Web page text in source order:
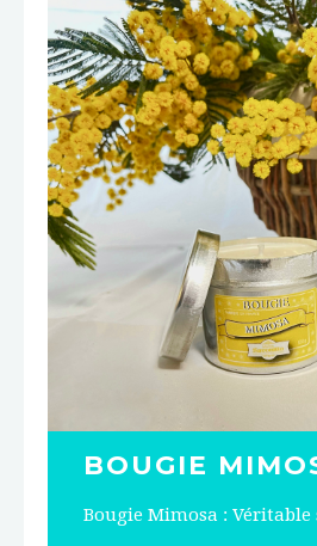
BOUGIE
Bougie Mimosa : Véritable